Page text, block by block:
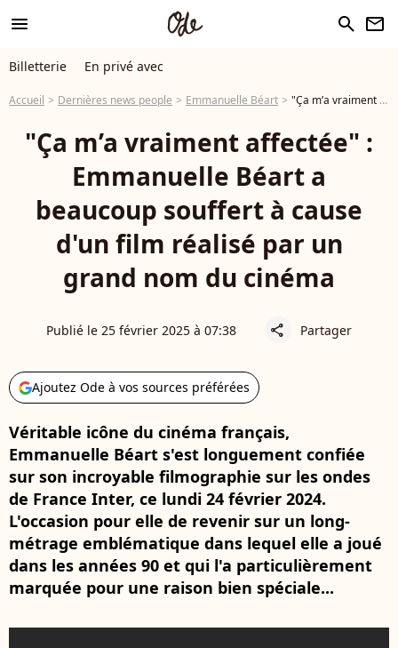
menu search newsletter
Billetterie En privé avec
Accueil Dernières news people Emmanuelle Béart "Ça m’a vraiment affectée" : Emmanuelle Béart a beaucoup souffert à cause d'un film réalisé par un grand nom du cinéma
"Ça m’a vraiment affectée" :
Emmanuelle Béart a
beaucoup souffert à cause
d'un film réalisé par un
grand nom du cinéma
Publié le 25 février 2025 à 07:38 share Partager
Ajoutez Ode à vos sources préférées
Véritable icône du cinéma français,
Emmanuelle Béart s'est longuement confiée
sur son incroyable filmographie sur les ondes
de France Inter, ce lundi 24 février 2024.
L'occasion pour elle de revenir sur un long-
métrage emblématique dans lequel elle a joué
dans les années 90 et qui l'a particulièrement
marquée pour une raison bien spéciale...